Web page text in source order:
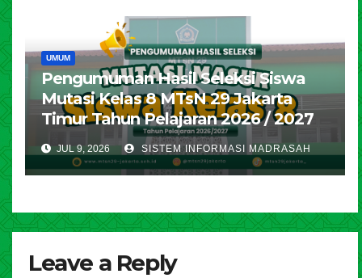
UMUM
Pengumuman Hasil Seleksi Siswa
Mutasi Kelas 8 MTsN 29 Jakarta
Timur Tahun Pelajaran 2026 / 2027
JUL 9, 2026 SISTEM INFORMASI MADRASAH
Leave a Reply